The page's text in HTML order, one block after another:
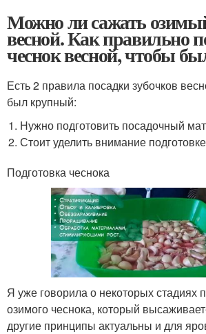
Можно ли сажать
весной. Как правильно
чеснок весной, чтобы
Есть 2 правила посадки зубочков
был крупный:
Нужно подготовить посадочный
Стоит уделить внимание
Подготовка чеснока
Я уже говорила о некоторых стадиях
озимого чеснока, который
другие принципы актуальны и для